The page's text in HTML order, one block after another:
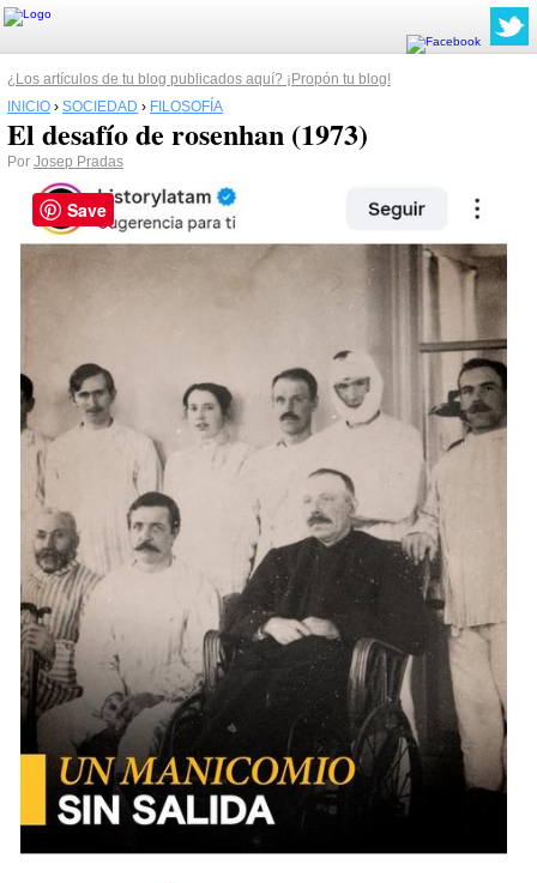
¿Los artículos de tu blog publicados aquí? ¡Propón tu blog!
INICIO › SOCIEDAD › FILOSOFÍA
El desafío de rosenhan (1973)
Por Josep Pradas
Save